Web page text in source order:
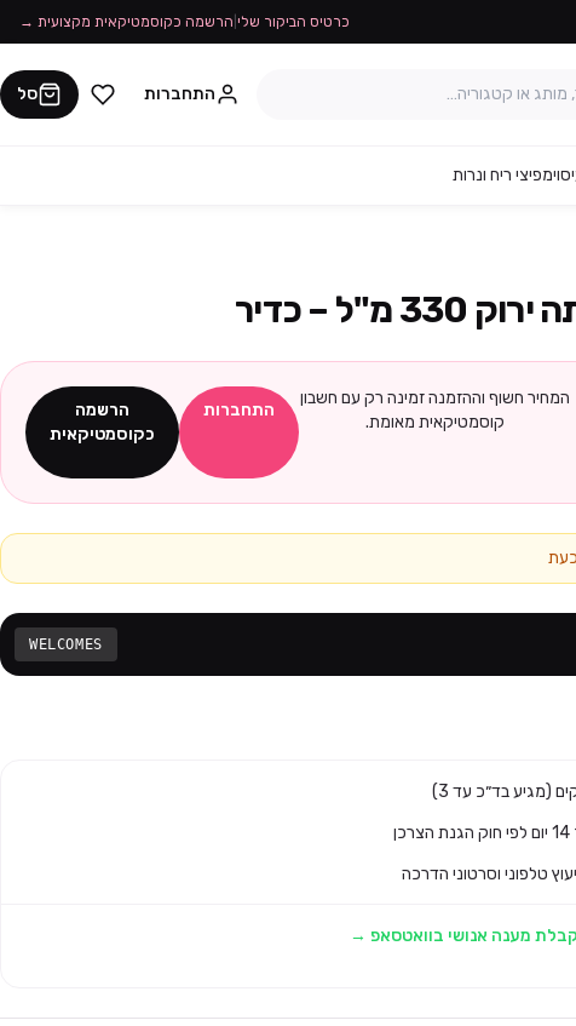
כרטיס הביקור שלי הרשמה כקוסמטיקאית מקצועית →
התחברות סל
מפיצי ריח ונרות
מ"ל – כדיר
המחיר חשוף וההזמנה זמינה רק עם חשבון
קוסמטיקאית מאומת.
התחברות
הרשמה
כקוסמטיקאית
כעת
WELCOMES
טלפוני וסרטוני הדרכה
מענה אנושי בוואטסאפ →